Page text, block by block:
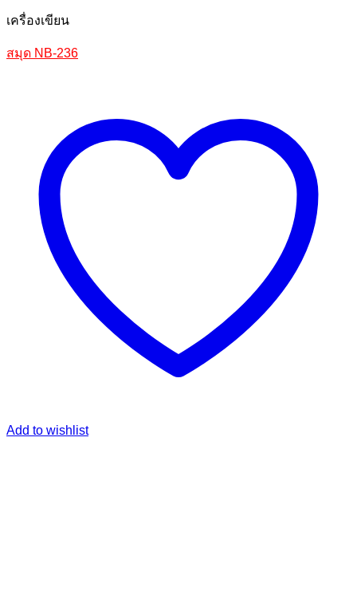
เครื่องเขียน
สมุด NB-236
Add to wishlist